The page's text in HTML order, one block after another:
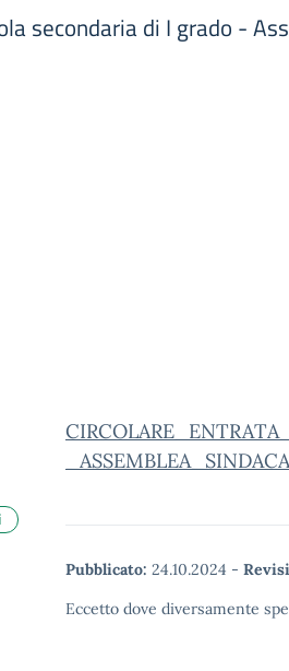
secondaria di I grado -
Pubblicato: 24.10.2024 -
Eccetto dove diversamente